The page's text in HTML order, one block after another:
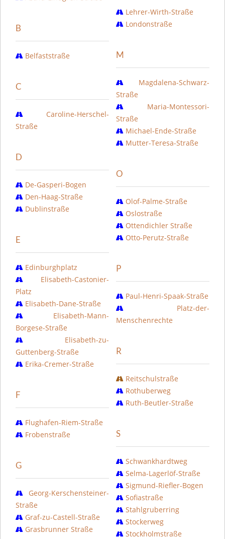
B
Belfaststraße
C
Caroline-Herschel-
Straße
D
De-Gasperi-Bogen
Den-Haag-Straße
Dublinstraße
E
Edinburghplatz
Elisabeth-Castonier-
Platz
Elisabeth-Dane-Straße
Elisabeth-Mann-
Borgese-Straße
Elisabeth-zu-
Guttenberg-Straße
Erika-Cremer-Straße
F
Flughafen-Riem-Straße
Frobenstraße
G
Georg-Kerschensteiner-
Straße
Graf-zu-Castell-Straße
Grasbrunner Straße
Lehrer-Wirth-Straße
Londonstraße
M
Magdalena-Schwarz-
Straße
Maria-Montessori-
Straße
Michael-Ende-Straße
Mutter-Teresa-Straße
O
Olof-Palme-Straße
Oslostraße
Ottendichler Straße
Otto-Perutz-Straße
P
Paul-Henri-Spaak-Straße
Platz-der-
Menschenrechte
R
Reitschulstraße
Rothuberweg
Ruth-Beutler-Straße
S
Schwankhardtweg
Selma-Lagerlöf-Straße
Sigmund-Riefler-Bogen
Sofiastraße
Stahlgruberring
Stockerweg
Stockholmstraße